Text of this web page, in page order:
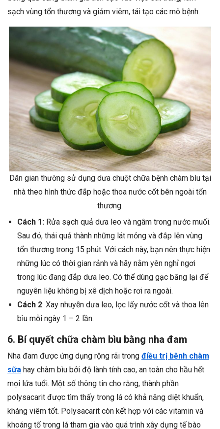
sạch vùng tổn thương và giảm viêm, tái tạo các mô bệnh.
Dân gian thường sử dụng dưa chuột chữa bệnh chàm bìu tại
nhà theo hình thức đắp hoặc thoa nước cốt bên ngoài tổn
thương.
Cách 1: Rửa sạch quả dưa leo và ngâm trong nước muối.
Sau đó, thái quả thành những lát mỏng và đắp lên vùng
tổn thương trong 15 phút. Với cách này, bạn nên thực hiện
những lúc có thời gian rảnh và hãy nằm yên nghỉ ngơi
trong lúc đang đắp dưa leo. Có thể dùng gạc băng lại để
nguyên liệu không bị xê dịch hoặc rơi ra ngoài.
Cách 2: Xay nhuyễn dưa leo, lọc lấy nước cốt và thoa lên
bìu mỗi ngày 1 – 2 lần.
6. Bí quyết chữa chàm bìu bằng nha đam
Nha đam được ứng dụng rộng rãi trong điều trị bệnh chàm
sữa hay chàm bìu bởi độ lành tính cao, an toàn cho hầu hết
mọi lứa tuổi. Một số thông tin cho rằng, thành phần
polysacarit được tìm thấy trong lá có khả năng diệt khuẩn,
kháng viêm tốt. Polysacarit còn kết hợp với các vitamin và
khoáng tố trong lá tham gia vào quá trình xây dựng tế bào